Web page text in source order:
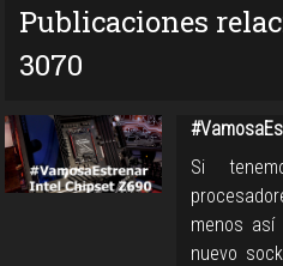
Publicaciones
3070
Si
menos
nuevo